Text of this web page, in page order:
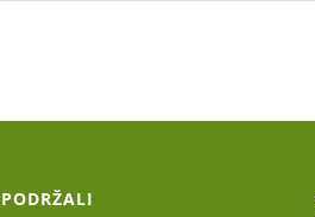
PODRŽALI